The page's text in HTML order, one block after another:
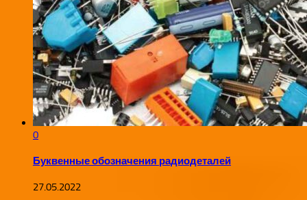
0
Буквенные обозначения радиодеталей
27.05.2022